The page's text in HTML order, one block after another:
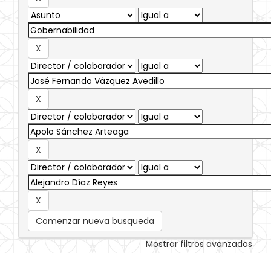
Comenzar nueva busqueda
Mostrar filtros avanzados